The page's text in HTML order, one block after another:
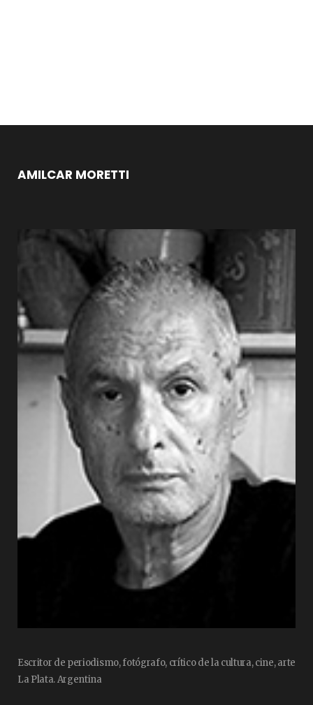
AMILCAR MORETTI
Escritor de periodismo, fotógrafo, crítico de la cultura, cine, arte
La Plata. Argentina